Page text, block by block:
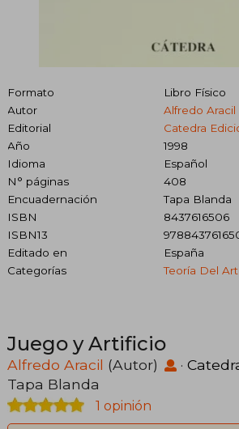
Formato
Libro Físico
Autor
Alfredo Aracil
Editorial
Catedra
Año
1998
Idioma
Español
N° páginas
408
Encuadernación
Tapa Blanda
ISBN
8437616506
ISBN13
Editado en
España
Categorías
Teoría Del
Juego y Artificio
Alfredo Aracil (Autor) ·
Tapa Blanda
1 opinión